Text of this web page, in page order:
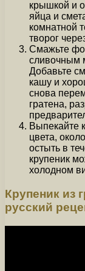
крышкой и
яйца и
комнатной
творог
Смажьте
сливочным
Добавьте
кашу и
снова
гратена,
Выпекайте
цвета,
остыть в
крупеник
холодном
Крупеник из
русский